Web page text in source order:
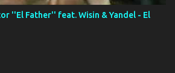
''El Father'' feat. Wisin & Yandel - El